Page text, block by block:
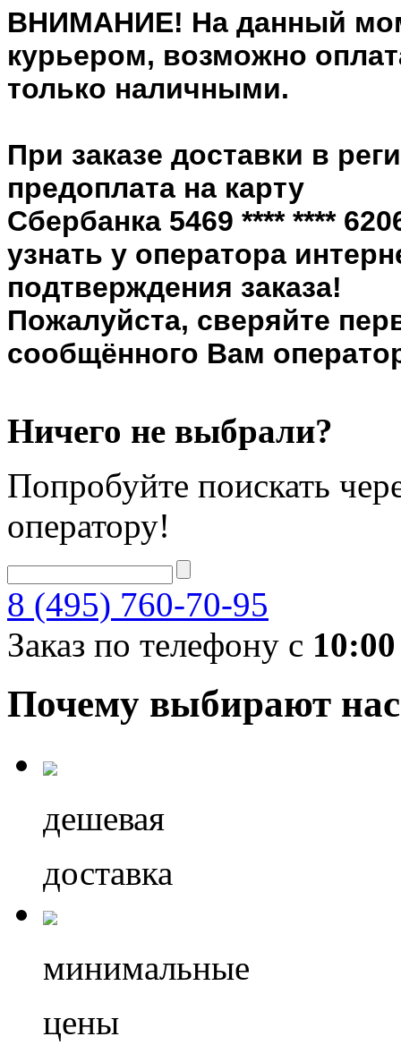
ВНИМАНИЕ! На данный
курьером, возможно
только наличными.
При заказе доставки в
предоплата на карту
Сбербанка 5469 **** ****
узнать у оператора
подтверждения заказа!
Пожалуйста, сверяйте
сообщённого Вам
Ничего не выбрали?
Попробуйте поискать
оператору!
8 (495) 760-70-95
Заказ по телефону с 10:00
Почему выбирают нас
дешевая
доставка
минимальные
цены